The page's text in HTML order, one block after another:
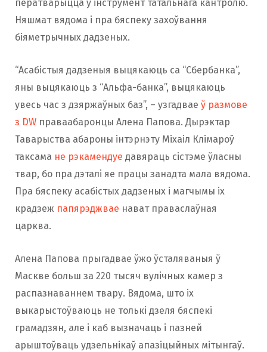
ператварыцца ў інструмент татальнага кантролю.
Няшмат вядома і пра бяспеку захоўвання
біяметрычных дадзеных.
“Асабістыя дадзеныя выцякаюць са “Сбербанка”,
яны выцякаюць з “Альфа-банка”, выцякаюць
увесь час з дзяржаўных баз”, – узгадвае ў размове
з DW праваабаронцы Алена Папова. Дырэктар
Таварыства абароны інтэрнэту Міхаіл Клімароў
таксама не рэкамендуе давяраць сістэме ўласны
твар, бо пра дэталі яе працы занадта мала вядома.
Пра бяспеку асабістых дадзеных і магчымы іх
крадзеж папярэджвае нават праваслаўная
царква.
Алена Папова прыгадвае ўжо ўсталяваныя ў
Маскве больш за 220 тысяч вулічных камер з
распазнаваннем твару. Вядома, што іх
выкарыстоўваюць не толькі дзеля бяспекі
грамадзян, але і каб вызначаць і пазней
арыштоўваць удзельнікаў апазіцыйных мітынгаў.